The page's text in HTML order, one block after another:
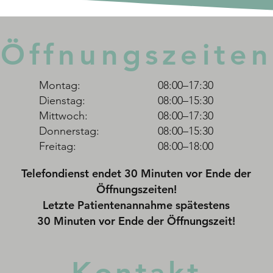
eigenen Körper
Öffnungszeiten
Montag:
Dienstag:
Mittwoch:
Donnerstag:
Freitag:
08:00–17:30
08:00–15:30
08:00–17:30
08:00–15:30
08:00–18:00
Telefondienst endet 30 Minuten vor Ende der
Öffnungszeiten!
Letzte Patientenannahme spätestens
30 Minuten vor Ende der Öffnungszeit!